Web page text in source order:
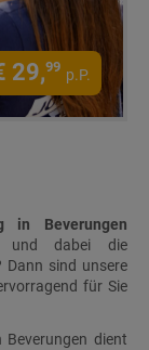
29,99 p.P.
in Beverungen
und dabei die
Dann sind unsere
für Sie
dient